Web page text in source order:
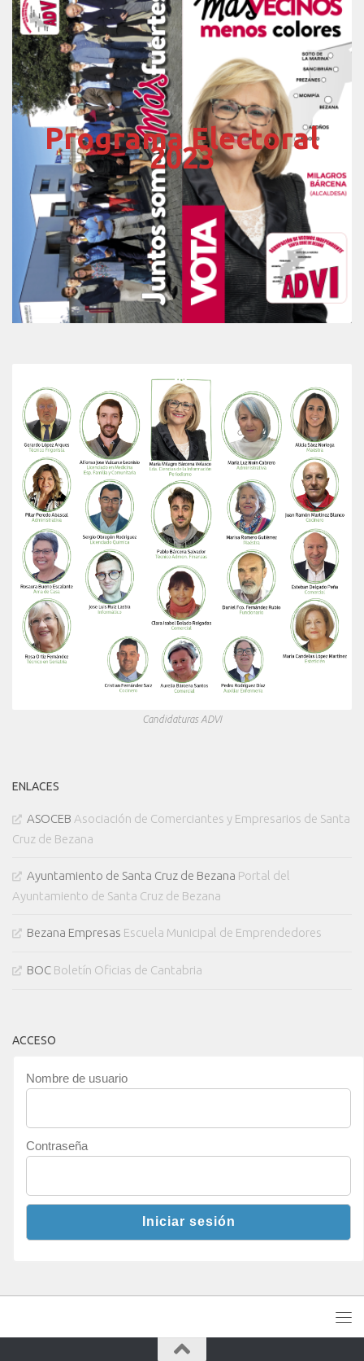
Programa Electoral
2023
Candidaturas ADVI
ENLACES
ASOCEB Asociación de Comerciantes y Empresarios de Santa
Cruz de Bezana
Ayuntamiento de Santa Cruz de Bezana Portal del
Ayuntamiento de Santa Cruz de Bezana
Bezana Empresas Escuela Municipal de Emprendedores
BOC Boletín Oficias de Cantabria
ACCESO
Nombre de usuario
Contraseña